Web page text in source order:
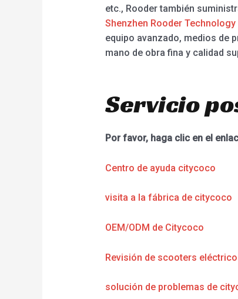
etc., Rooder también
Shenzhen Rooder
equipo avanzado, medios de
mano de obra fina y calidad
Servicio
Por favor, haga clic en el
Centro de ayuda citycoco
visita a la fábrica de citycoco
OEM/ODM de Citycoco
Revisión de scooters
solución de problemas de